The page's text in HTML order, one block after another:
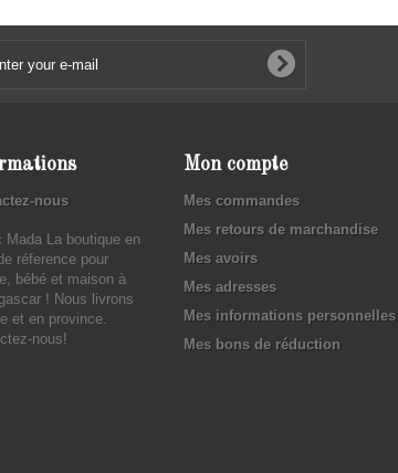
nous
Mada La boutique en
réference pour
bébé et maison à
! Nous livrons
et en province.
nous!
Mon compte
Mes commandes
Mes retours de marchandise
Mes avoirs
Mes adresses
Mes informations personnelles
Mes bons de réduction